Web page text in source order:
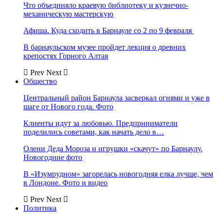
Что объединяло краевую библиотеку и кузнечно-
механическую мастерскую
Афиша. Куда сходить в Барнауле со 2 по 9 февраля
В барнаульском музее пройдет лекция о древних
крепостях Горного Алтая
Prev Next
Общество
Центральный район Барнаула засверкал огнями и уже в
шаге от Нового года. Фото
Клиенты идут за любовью. Предприниматели
поделились советами, как начать дело в…
Олени Деда Мороза и игрушки «скачут» по Барнаулу.
Новогодние фото
В «Изумрудном» загорелась новогодняя елка лучше, чем
в Лондоне. Фото и видео
Prev Next
Политика